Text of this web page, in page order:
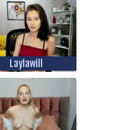
Laylawill